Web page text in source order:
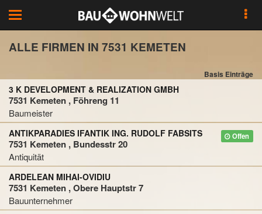
Toggle
navigation
ALLE FIRMEN IN 7531 KEMETEN
Basis Einträge
3 K DEVELOPMENT & REALIZATION GMBH
7531 Kemeten , Föhreng 11
Baumeister
Offen
ANTIKPARADIES IFANTIK ING. RUDOLF FABSITS
7531 Kemeten , Bundesstr 20
Antiquität
ARDELEAN MIHAI-OVIDIU
7531 Kemeten , Obere Hauptstr 7
Bauunternehmer